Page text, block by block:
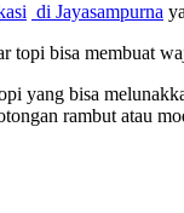
di Jayasampurna
bisa membuat
yang bisa
rambut atau